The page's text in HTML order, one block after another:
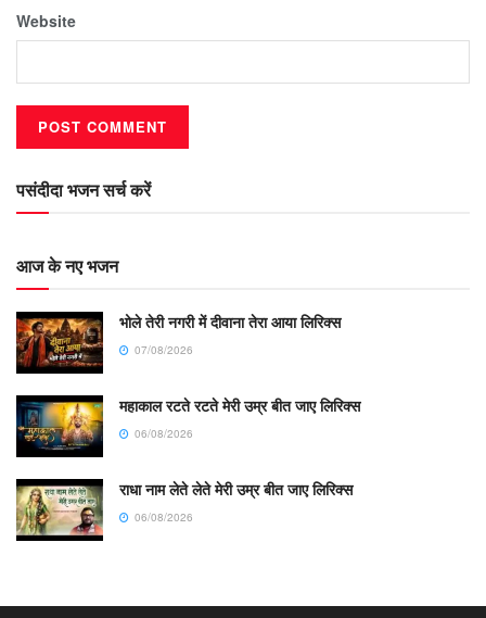
Website
पसंदीदा भजन सर्च करें
आज के नए भजन
भोले तेरी नगरी में दीवाना तेरा आया लिरिक्स
07/08/2026
महाकाल रटते रटते मेरी उम्र बीत जाए लिरिक्स
06/08/2026
राधा नाम लेते लेते मेरी उम्र बीत जाए लिरिक्स
06/08/2026